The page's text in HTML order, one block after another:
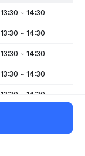
13:30 ~ 14:30
13:30 ~ 14:30
13:30 ~ 14:30
13:30 ~ 14:30
13:30 ~ 14:30
-